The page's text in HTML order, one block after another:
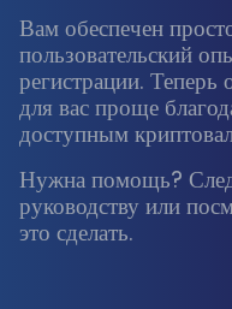
Вам обеспечен
пользовательский
регистрации. Теперь
для вас проще
доступным
Нужна помощь?
руководству или
это сделать.